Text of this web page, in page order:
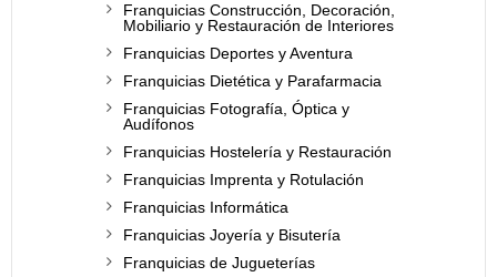
Franquicias Construcción, Decoración,
Mobiliario y Restauración de Interiores
Franquicias Deportes y Aventura
Franquicias Dietética y Parafarmacia
Franquicias Fotografía, Óptica y
Audífonos
Franquicias Hostelería y Restauración
Franquicias Imprenta y Rotulación
Franquicias Informática
Franquicias Joyería y Bisutería
Franquicias de Jugueterías